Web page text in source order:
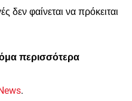
δεν φαίνεται να πρόκειται
περισσότερα
.